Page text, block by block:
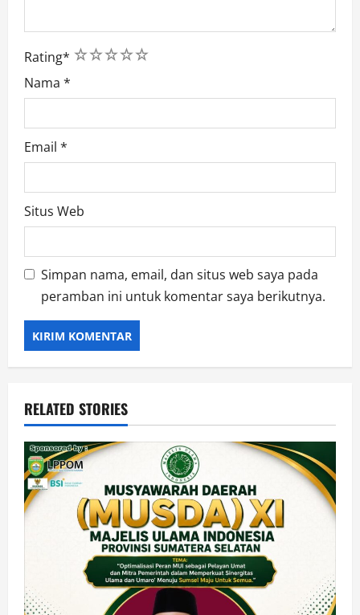
Rating* 5
4
3
2
1
Nama *
Email *
Situs Web
Simpan nama, email, dan situs web saya pada
peramban ini untuk komentar saya berikutnya.
RELATED STORIES